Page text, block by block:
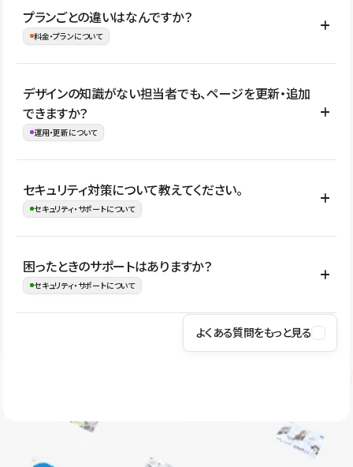
イト全体のデザインや設定がそのまま移行されるわけではないた
め、移行後にページ構成やデザイン、CMS設計、URL・リダイレク
はい。アクセス規模が大きいサイトや、複数部門での運用、権限管
理、セキュリティ確認、既存システムとの連携など、個別の要件が
ない段階でも、お問い合わせください。
お問合せはこちら
プランごとの違いはなんですか？
料金・プランについて
公開ページ数、バージョン履歴の期間、CMS利用数の上限、権限
管理の有無などがプランごとに異なります。詳しくは料金プランペ
ージをご覧ください。
デザインの知識がない担当者でも、ページを更新・追加
できますか？
運用・更新について
はい。CMSやコンポーネントを活用して更新範囲を設計しておく
ことで、デザインを崩しにくい状態で運用できます。 さらにコン
ながらレイアウトに影響を与えずに更新作業を進めやすくなりま
す。
セキュリティ対策について教えてください。
セキュリティ・サポートについて
Studioでは、公開サイトやサービスを安全に利用できるよう、通信
の暗号化、データ保護、アクセス管理、脆弱性対策など、複数の観
はSSL/TLSによる通信暗号化に対応しており、悪質なスクリプトの
困ったときのサポートはありますか？
セキュリティ・サポートについて
操作方法や機能については、ヘルプセンターでご確認いただけま
ユーザー同士で質問・相談できるコミュニティもご利用ください。
よくある質問をもっと見る